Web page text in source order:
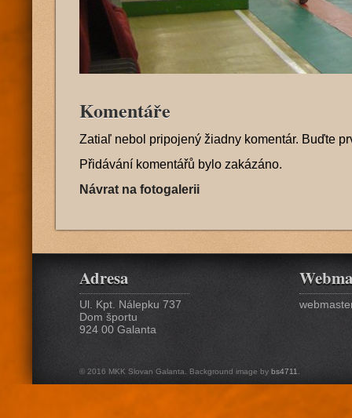
Komentáře
Zatiaľ nebol pripojený žiadny komentár. Buďte
Přidávání komentářů bylo zakázáno.
Návrat na fotogalerii
Adresa
Ul. Kpt. Nálepku 737
Dom športu
924 00 Galanta
© 2016 MKK Slovan Galanta. Background image by bs4711